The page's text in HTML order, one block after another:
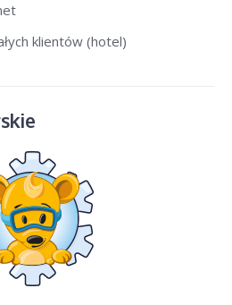
klientów (hotel)